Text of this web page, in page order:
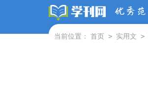
当前位置： 首页 > 实用文 >